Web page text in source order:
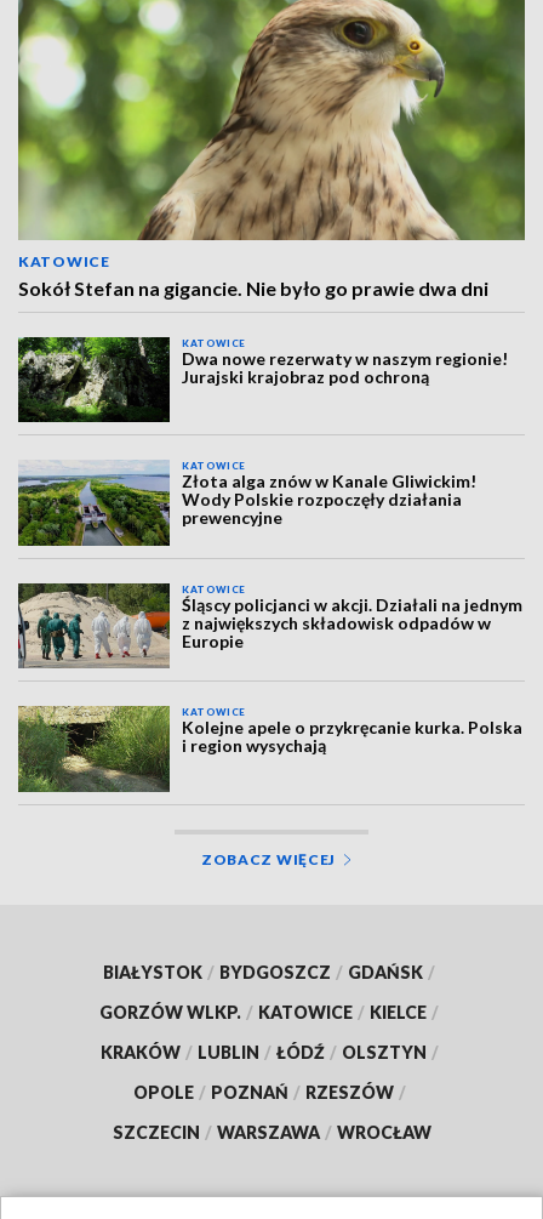
KATOWICE
Sokół Stefan na gigancie. Nie było go prawie dwa dni
KATOWICE
Dwa nowe rezerwaty w naszym regionie!
Jurajski krajobraz pod ochroną
KATOWICE
Złota alga znów w Kanale Gliwickim!
Wody Polskie rozpoczęły działania
prewencyjne
KATOWICE
Śląscy policjanci w akcji. Działali na jednym
z największych składowisk odpadów w
Europie
KATOWICE
Kolejne apele o przykręcanie kurka. Polska
i region wysychają
ZOBACZ WIĘCEJ
BIAŁYSTOK / BYDGOSZCZ / GDAŃSK /
GORZÓW WLKP. / KATOWICE / KIELCE /
KRAKÓW / LUBLIN / ŁÓDŹ / OLSZTYN /
OPOLE / POZNAŃ / RZESZÓW /
SZCZECIN / WARSZAWA / WROCŁAW